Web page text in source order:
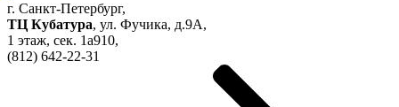
г. Санкт-Петербург,
ТЦ Кубатура, ул. Фучика, д.9А,
1 этаж, сек. 1a910,
(812) 642-22-31